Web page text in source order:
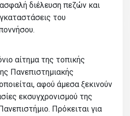
διέλευση πεζών και
του
αίτημα της τοπικής
Πανεπιστημιακής
αφού άμεσα ξεκινούν
εκσυγχρονισμού της
Πρόκειται για